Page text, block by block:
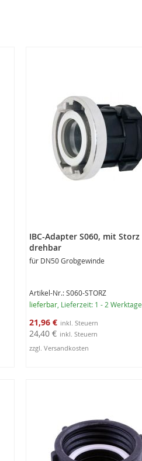
IBC-Adapter S060, mit Storz
drehbar
für DN50 Grobgewinde
Artikel-Nr.: S060-STORZ
lieferbar , Lieferzeit: 1 - 2 Werktage
Sonderangebot
21,96 €
24,40 €
zzgl. Versandkosten